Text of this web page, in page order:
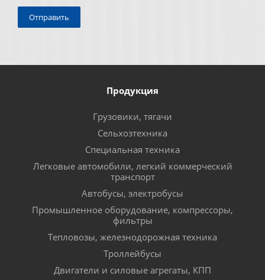
Продукция
Грузовики, тягачи
Сельхозтехника
Специальная техника
Легковые автомобили, легкий коммерческий
транспорт
Автобусы, электробусы
Промышленное оборудование, компрессоры,
фильтры
Тепловозы, железнодорожная техника
Троллейбусы
Двигатели и силовые агрегаты, КПП